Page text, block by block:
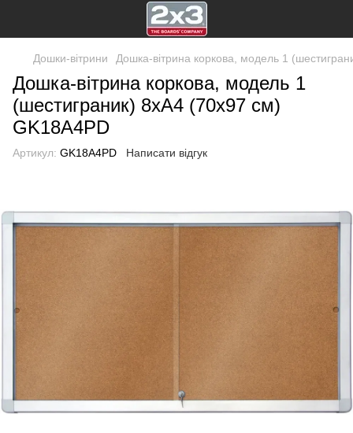
Дошки-вітрини Дошка-вітрина коркова, модель 1
Дошка-вітрина коркова, модель 1
(шестиграник) 8xA4 (70x97 см)
GK18A4PD
Артикул: GK18A4PD Написати відгук